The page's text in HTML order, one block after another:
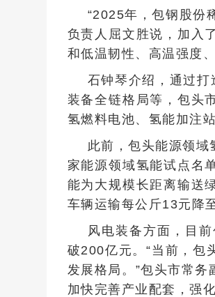
“2025年，包钢股份
负责人屈文胜说，加入
和低温韧性、高温强度
石钟琴介绍，通过打
装备全链格局等，包头
氢燃料电池、氢能加注
此前，包头能源领域
家能源领域氢能试点名
能为大规模长距离输送
车辆运输每公斤13元降
风电装备方面，目
破200亿元。“当前，包
发展格局。”包头市常务
加快完善产业配套，强